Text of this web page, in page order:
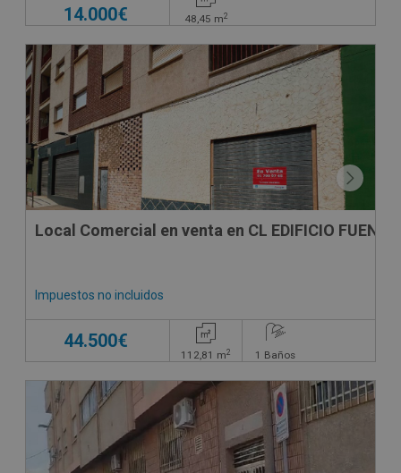
14.000€ 48,45 m2
SUJETO A IVA
Local Comercial en venta en CL EDIFICIO
Impuestos no incluidos
44.500€
112,81 m2 1 Baños